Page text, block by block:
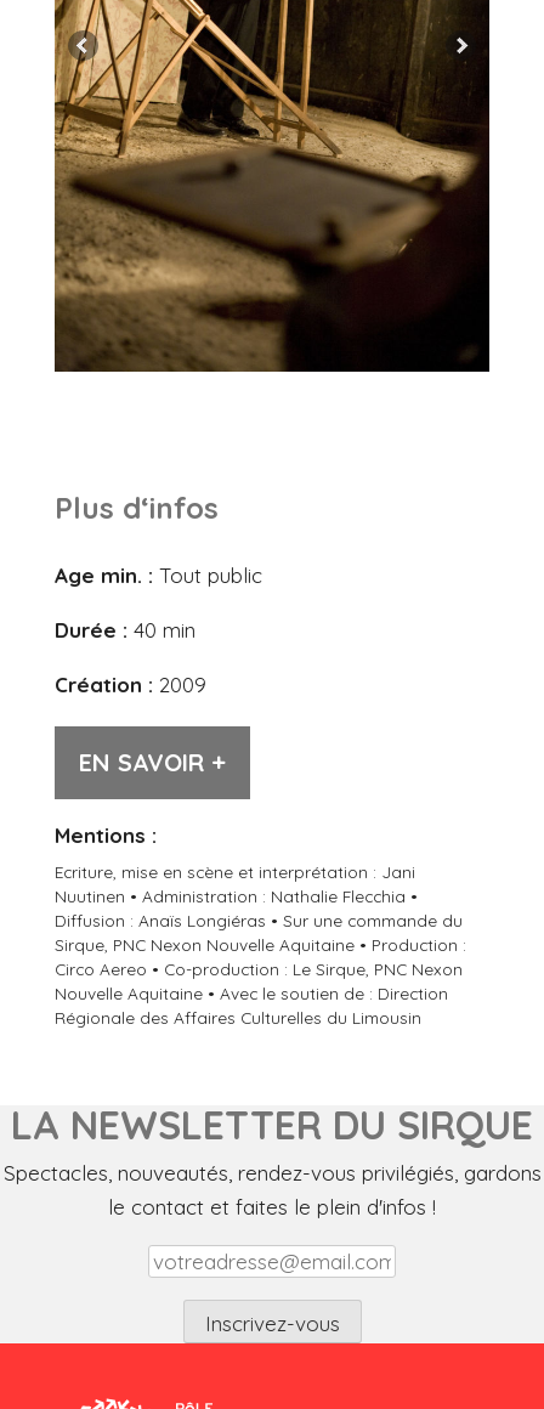
Plus d‘infos
Age min. : Tout public
Durée : 40 min
Création : 2009
EN SAVOIR +
Mentions :
Ecriture, mise en scène et interprétation : Jani
Nuutinen • Administration : Nathalie Flecchia •
Diffusion : Anaïs Longiéras • Sur une commande du
Sirque, PNC Nexon Nouvelle Aquitaine • Production :
Circo Aereo • Co-production : Le Sirque, PNC Nexon
Nouvelle Aquitaine • Avec le soutien de : Direction
Régionale des Affaires Culturelles du Limousin
LA NEWSLETTER DU SIRQUE
Spectacles, nouveautés, rendez-vous privilégiés, gardons
le contact et faites le plein d'infos !